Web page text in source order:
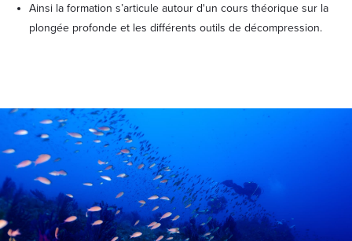
Ainsi la formation s’articule autour d'un cours théorique sur la
plongée profonde et les différents outils de décompression.